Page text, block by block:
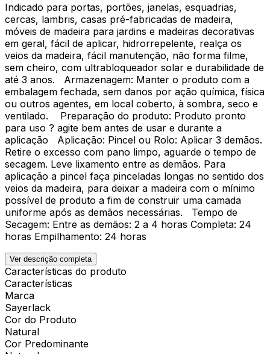
Indicado para portas, portões, janelas, esquadrias,
cercas, lambris, casas pré-fabricadas de madeira,
móveis de madeira para jardins e madeiras decorativas
em geral, fácil de aplicar, hidrorrepelente, realça os
veios da madeira, fácil manutenção, não forma filme,
sem cheiro, com ultrabloqueador solar e durabilidade de
até 3 anos. Armazenagem: Manter o produto com a
embalagem fechada, sem danos por ação química, física
ou outros agentes, em local coberto, à sombra, seco e
ventilado. Preparação do produto: Produto pronto
para uso ? agite bem antes de usar e durante a
aplicação Aplicação: Pincel ou Rolo: Aplicar 3 demãos.
Retire o excesso com pano limpo, aguarde o tempo de
secagem. Leve lixamento entre as demãos. Para
aplicação a pincel faça pinceladas longas no sentido dos
veios da madeira, para deixar a madeira com o mínimo
possível de produto a fim de construir uma camada
uniforme após as demãos necessárias. Tempo de
Secagem: Entre as demãos: 2 a 4 horas Completa: 24
horas Empilhamento: 24 horas
Ver descrição completa
Características do produto
Características
Marca
Sayerlack
Cor do Produto
Natural
Cor Predominante